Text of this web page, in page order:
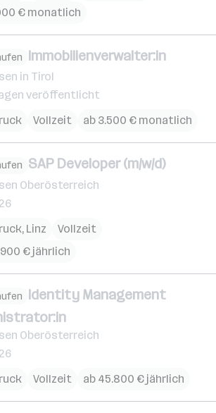
€ monatlich
Immobilienverwalter:in
in Tirol
veröffentlicht
Vollzeit ab 3.500 € monatlich
SAP Developer (m/w/d)
Oberösterreich
, Linz
Vollzeit
€ jährlich
Identity Management
Oberösterreich
Vollzeit ab 45.800 € jährlich